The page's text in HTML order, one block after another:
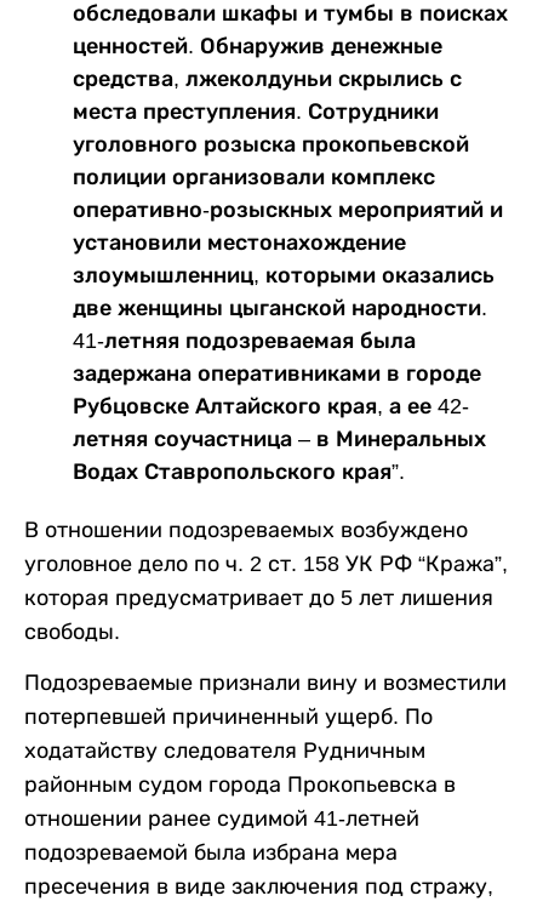
обследовали шкафы и тумбы в поисках
ценностей. Обнаружив денежные
средства, лжеколдуньи скрылись с
места преступления. Сотрудники
уголовного розыска прокопьевской
полиции организовали комплекс
оперативно-розыскных мероприятий и
установили местонахождение
злоумышленниц, которыми оказались
две женщины цыганской народности.
41-летняя подозреваемая была
задержана оперативниками в городе
Рубцовске Алтайского края, а ее 42-
летняя соучастница – в Минеральных
Водах Ставропольского края”.
В отношении подозреваемых возбуждено
уголовное дело по ч. 2 ст. 158 УК РФ “Кража”,
которая предусматривает до 5 лет лишения
свободы.
Подозреваемые признали вину и возместили
потерпевшей причиненный ущерб. По
ходатайству следователя Рудничным
районным судом города Прокопьевска в
отношении ранее судимой 41-летней
подозреваемой была избрана мера
пресечения в виде заключения под стражу,